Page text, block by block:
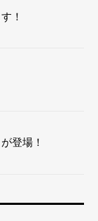
！
登場！